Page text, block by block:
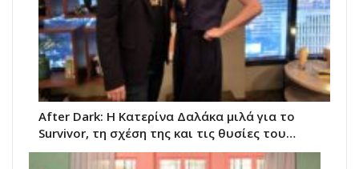
After Dark: Η Κατερίνα Δαλάκα μιλά για το
Survivor, τη σχέση της και τις θυσίες του…